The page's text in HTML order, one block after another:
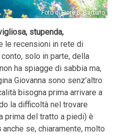
Foto di Fiore S. Barbato
stupenda,
le recensioni in rete di
solo in parte, della
ha spiagge di sabbia ma,
Giovanna sono senz’altro
bisogna prima arrivare a
la difficoltà nel trovare
prima del tratto a piedi) è
anche se, chiaramente, molto